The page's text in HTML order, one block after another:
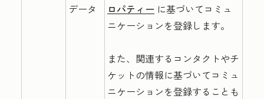
データ
ロパティー に基づいてコミュ
ニケーションを登録します。
また、関連するコンタクトやチ
ケットの情報に基づいてコミュ
ニケーションを登録することも